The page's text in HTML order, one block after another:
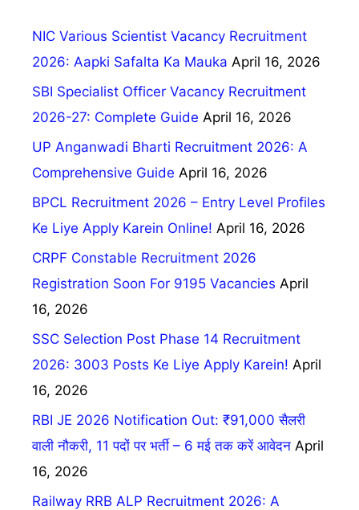
NIC Various Scientist Vacancy Recruitment
2026: Aapki Safalta Ka Mauka April 16, 2026
SBI Specialist Officer Vacancy Recruitment
2026-27: Complete Guide April 16, 2026
UP Anganwadi Bharti Recruitment 2026: A
Comprehensive Guide April 16, 2026
BPCL Recruitment 2026 – Entry Level Profiles
Ke Liye Apply Karein Online! April 16, 2026
CRPF Constable Recruitment 2026
Registration Soon For 9195 Vacancies April
16, 2026
SSC Selection Post Phase 14 Recruitment
2026: 3003 Posts Ke Liye Apply Karein! April
16, 2026
RBI JE 2026 Notification Out: ₹91,000 सैलरी
वाली नौकरी, 11 पदों पर भर्ती – 6 मई तक करें आवेदन April
16, 2026
Railway RRB ALP Recruitment 2026: A